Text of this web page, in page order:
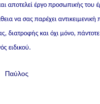
αποτελεί έργο προσωπικής του
να σας παρέχει
διατροφής και όχι μόνο,
ειδικού.
Παύλος